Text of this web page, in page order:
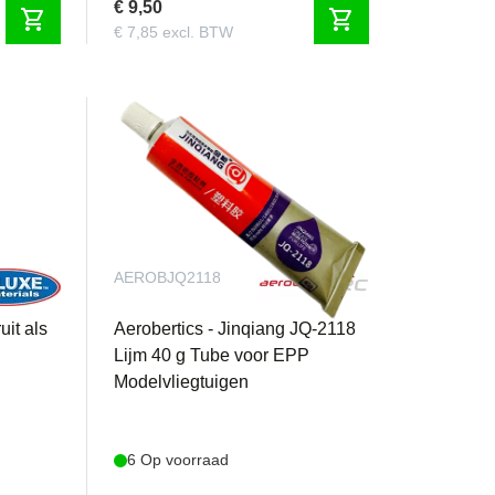
shopping_cart € 9,50
€ 7,85 excl. BTW shopping_cart
als
AEROBJQ2118
Aerobertics - Jinqiang JQ-2118
Lijm 40 g Tube voor EPP
Modelvliegtuigen
6 Op voorraad